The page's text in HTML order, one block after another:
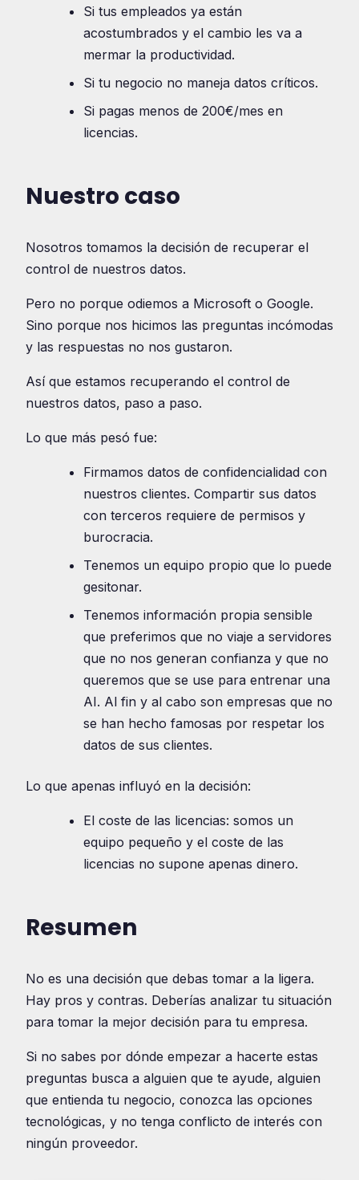
Si tus empleados ya están
acostumbrados y el cambio les va a
mermar la productividad.
Si tu negocio no maneja datos críticos.
Si pagas menos de 200€/mes en
licencias.
Nuestro caso
Nosotros tomamos la decisión de recuperar el
control de nuestros datos.
Pero no porque odiemos a Microsoft o Google.
Sino porque nos hicimos las preguntas incómodas
y las respuestas no nos gustaron.
Así que estamos recuperando el control de
nuestros datos, paso a paso.
Lo que más pesó fue:
Firmamos datos de confidencialidad con
nuestros clientes. Compartir sus datos
con terceros requiere de permisos y
burocracia.
Tenemos un equipo propio que lo puede
gesitonar.
Tenemos información propia sensible
que preferimos que no viaje a servidores
que no nos generan confianza y que no
queremos que se use para entrenar una
AI. Al fin y al cabo son empresas que no
se han hecho famosas por respetar los
datos de sus clientes.
Lo que apenas influyó en la decisión:
El coste de las licencias: somos un
equipo pequeño y el coste de las
licencias no supone apenas dinero.
Resumen
No es una decisión que debas tomar a la ligera.
Hay pros y contras. Deberías analizar tu situación
para tomar la mejor decisión para tu empresa.
Si no sabes por dónde empezar a hacerte estas
preguntas busca a alguien que te ayude, alguien
que entienda tu negocio, conozca las opciones
tecnológicas, y no tenga conflicto de interés con
ningún proveedor.